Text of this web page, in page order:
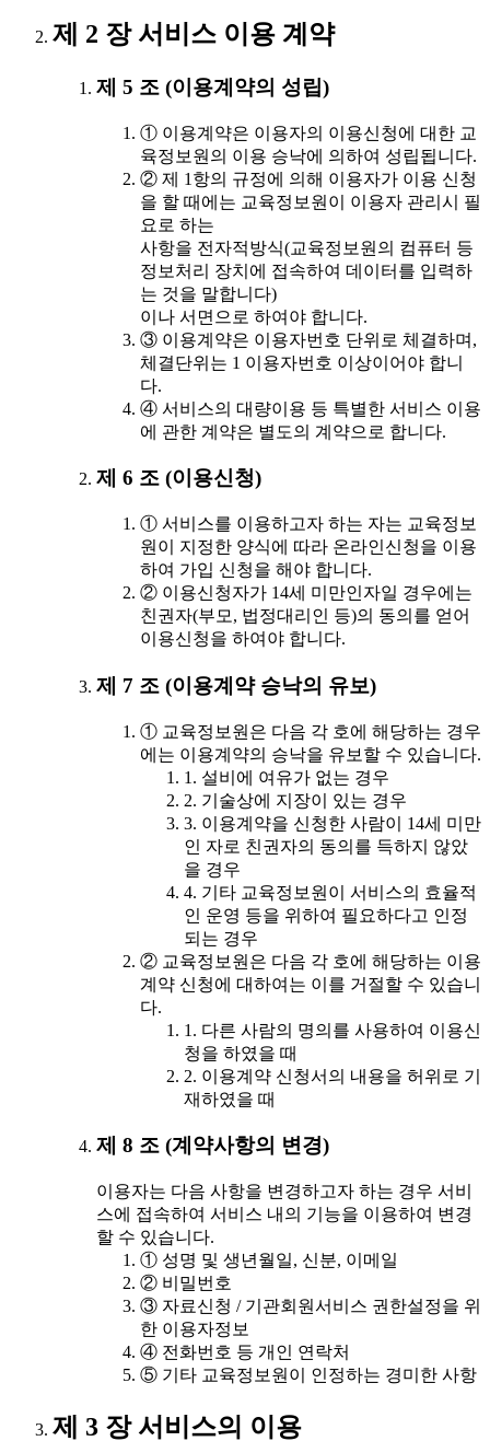
제 2 장 서비스 이용 계약
제 5 조 (이용계약의 성립)
① 이용계약은 이용자의 이용신청에 대한 교
육정보원의 이용 승낙에 의하여 성립됩니다.
② 제 1항의 규정에 의해 이용자가 이용 신청
을 할 때에는 교육정보원이 이용자 관리시 필
요로 하는
사항을 전자적방식(교육정보원의 컴퓨터 등
정보처리 장치에 접속하여 데이터를 입력하
는 것을 말합니다)
이나 서면으로 하여야 합니다.
③ 이용계약은 이용자번호 단위로 체결하며,
체결단위는 1 이용자번호 이상이어야 합니
다.
④ 서비스의 대량이용 등 특별한 서비스 이용
에 관한 계약은 별도의 계약으로 합니다.
제 6 조 (이용신청)
① 서비스를 이용하고자 하는 자는 교육정보
원이 지정한 양식에 따라 온라인신청을 이용
하여 가입 신청을 해야 합니다.
② 이용신청자가 14세 미만인자일 경우에는
친권자(부모, 법정대리인 등)의 동의를 얻어
이용신청을 하여야 합니다.
제 7 조 (이용계약 승낙의 유보)
① 교육정보원은 다음 각 호에 해당하는 경우
에는 이용계약의 승낙을 유보할 수 있습니다.
1. 설비에 여유가 없는 경우
2. 기술상에 지장이 있는 경우
3. 이용계약을 신청한 사람이 14세 미만
인 자로 친권자의 동의를 득하지 않았
을 경우
4. 기타 교육정보원이 서비스의 효율적
인 운영 등을 위하여 필요하다고 인정
되는 경우
② 교육정보원은 다음 각 호에 해당하는 이용
계약 신청에 대하여는 이를 거절할 수 있습니
다.
1. 다른 사람의 명의를 사용하여 이용신
청을 하였을 때
2. 이용계약 신청서의 내용을 허위로 기
재하였을 때
제 8 조 (계약사항의 변경)
이용자는 다음 사항을 변경하고자 하는 경우 서비
스에 접속하여 서비스 내의 기능을 이용하여 변경
할 수 있습니다.
① 성명 및 생년월일, 신분, 이메일
② 비밀번호
③ 자료신청 / 기관회원서비스 권한설정을 위
한 이용자정보
④ 전화번호 등 개인 연락처
⑤ 기타 교육정보원이 인정하는 경미한 사항
제 3 장 서비스의 이용